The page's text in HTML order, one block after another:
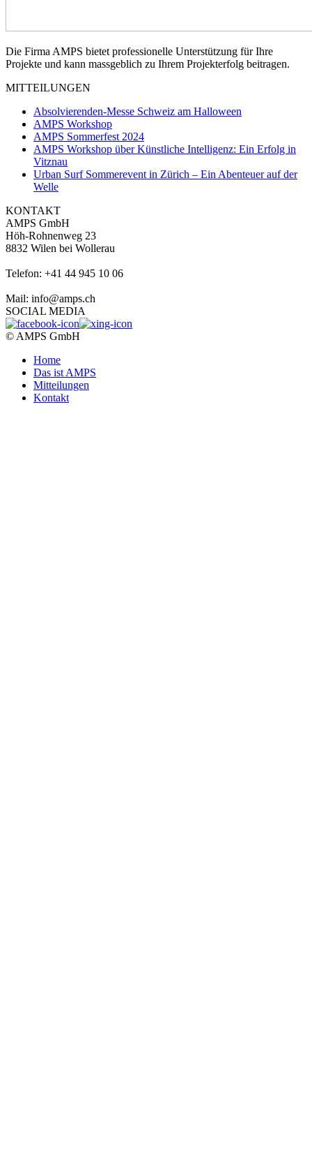
Die Firma AMPS bietet professionelle Unterstützung für Ihre
Projekte und kann massgeblich zu Ihrem Projekterfolg beitragen.
MITTEILUNGEN
Absolvierenden-Messe Schweiz am Halloween
AMPS Workshop
AMPS Sommerfest 2024
AMPS Workshop über Künstliche Intelligenz: Ein Erfolg in
Vitznau
Urban Surf Sommerevent in Zürich – Ein Abenteuer auf der
Welle
KONTAKT
AMPS GmbH
Höh-Rohnenweg 23
8832 Wilen bei Wollerau
Telefon: +41 44 945 10 06
Mail: info@amps.ch
SOCIAL MEDIA
© AMPS GmbH
Home
Das ist AMPS
Mitteilungen
Kontakt